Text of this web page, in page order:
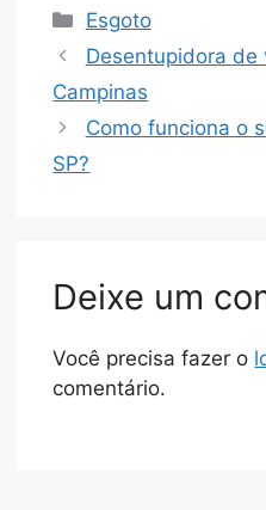
Esgoto
Desentupidora de
Campinas
Como funciona o
SP?
Deixe um
Você precisa fazer o
comentário.